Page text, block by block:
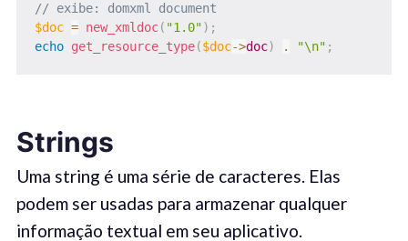
// exibe: domxml document
$doc = new_xmldoc( "1.0") ;
echo get_resource_type($doc->doc) . "\n" ;
Strings
Uma string é uma série de caracteres. Elas
podem ser usadas ​​para armazenar qualquer
informação textual em seu aplicativo.